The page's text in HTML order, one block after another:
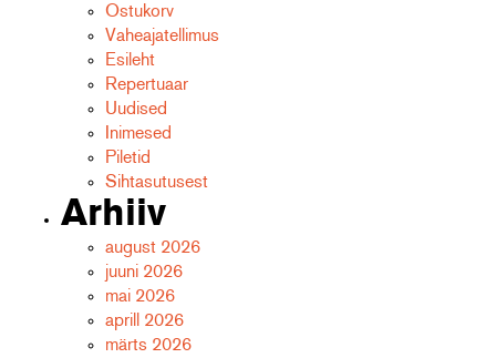
Ostukorv
Vaheajatellimus
Esileht
Repertuaar
Uudised
Inimesed
Piletid
Sihtasutusest
Arhiiv
august 2026
juuni 2026
mai 2026
aprill 2026
märts 2026